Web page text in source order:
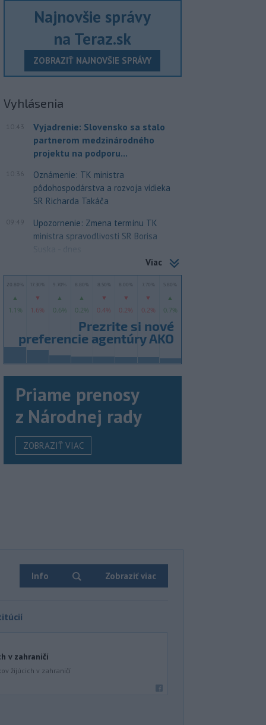
Najnovšie správy
na Teraz.sk
ZOBRAZIŤ NAJNOVŠIE SPRÁVY
Vyhlásenia
10:43
Vyjadrenie: Slovensko sa stalo
partnerom medzinárodného
projektu na podporu...
10:36
Oznámenie: TK ministra
pôdohospodárstva a rozvoja vidieka
SR Richarda Takáča
09:49
Upozornenie: Zmena termínu TK
ministra spravodlivosti SR Borisa
Suska - dnes
Viac
Priame prenosy
z Národnej rady
ZOBRAZIŤ VIAC
Info Zobraziť viac
v zahraničí
žijúcich v zahraničí